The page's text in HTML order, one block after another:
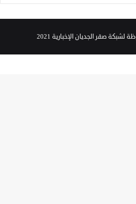
صقر الجديان الإخبارية 2021